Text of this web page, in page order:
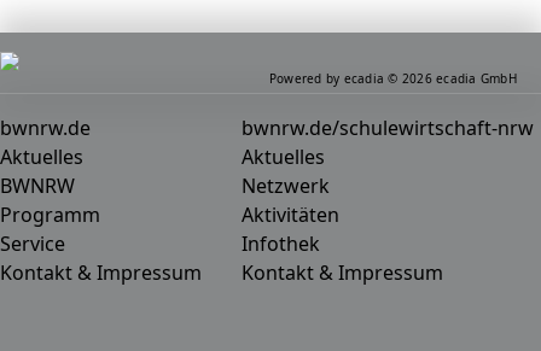
bwnrw.de
Aktuelles
BWNRW
Programm
Service
Kontakt & Impressum
bwnrw.de/schulewirtschaft-nrw
Aktuelles
Netzwerk
Aktivitäten
Infothek
Kontakt & Impressum
Powered by ecadia © 2026 ecadia GmbH